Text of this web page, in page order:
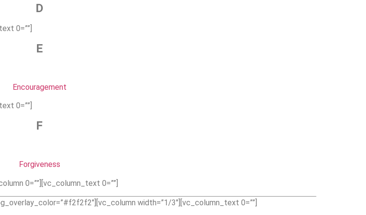
D
0=””]
E
Encouragement
0=””]
F
Forgiveness
0=””][vc_column_text 0=””]
width=”1/3″][vc_column_text 0=””]